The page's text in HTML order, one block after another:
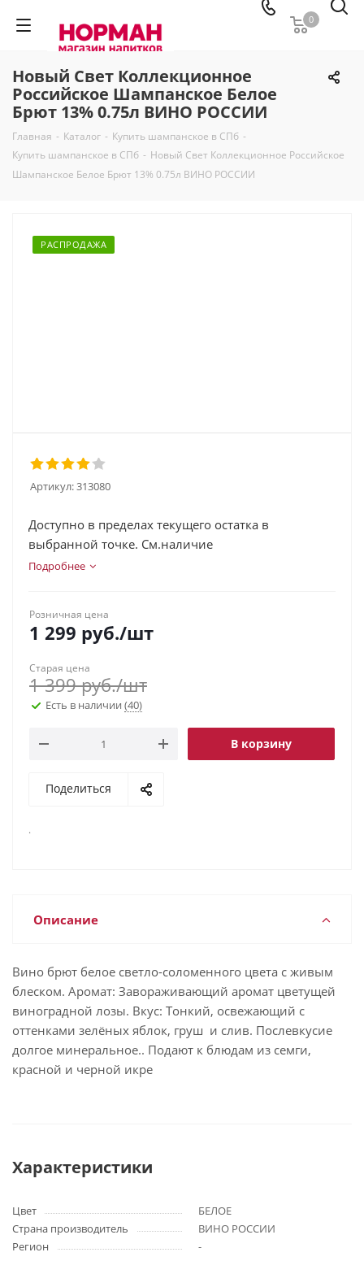
0
Новый Свет Коллекционное
Российское Шампанское Белое
Брют 13% 0.75л ВИНО РОССИИ
Главная - Каталог - Купить шампанское в СПб -
Купить шампанское в СПб - Новый Свет Коллекционное Российское
Шампанское Белое Брют 13% 0.75л ВИНО РОССИИ
РАСПРОДАЖА
Артикул:313080
Доступно в пределах текущего остатка в
выбранной точке. См.наличие
Подробнее
Розничная цена
1 299 руб./шт
Старая цена
1 399руб./шт
Есть в наличии (40)
В корзину
Поделиться
.
Описание
Вино брют белое светло-соломенного цвета с живым
блеском. Аромат: Завораживающий аромат цветущей
виноградной лозы. Вкус: Тонкий, освежающий с
оттенками зелёных яблок, груш и слив. Послевкусие
долгое минеральное.. Подают к блюдам из семги,
красной и черной икре
Характеристики
Цвет
БЕЛОЕ
Страна производитель
ВИНО РОССИИ
Регион
-